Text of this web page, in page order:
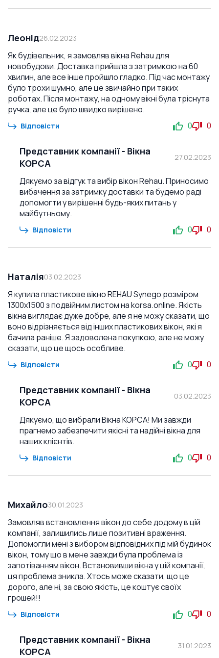
Леонід26.02.2023
Як будівельник, я замовляв вікна Rehau для
новобудови. Доставка прийшла з затримкою на 60
хвилин, але все інше пройшло гладко. Під час монтажу
було трохи шумно, але це звичайно при таких
роботах. Після монтажу, на одному вікні була тріснута
ручка, але це було швидко вирішено.
Відповісти 0 0
Представник компанії - Вікна
КОРСА
27.02.2023
Дякуємо за відгук та вибір вікон Rehau. Приносимо
вибачення за затримку доставки та будемо раді
допомогти у вирішенні будь-яких питань у
майбутньому.
Відповісти 0 0
Наталія03.02.2023
Я купила пластикове вікно REHAU Synego розміром
1300x1500 з подвійним листом на korsa.online. Якість
вікна виглядає дуже добре, але я не можу сказати, що
воно відрізняється від інших пластикових вікон, які я
бачила раніше. Я задоволена покупкою, але не можу
сказати, що це щось особливе.
Відповісти 0 0
Представник компанії - Вікна
КОРСА
03.02.2023
Дякуємо, що вибрали Вікна КОРСА! Ми завжди
прагнемо забезпечити якісні та надійні вікна для
наших клієнтів.
Відповісти 0 0
Михайло30.01.2023
Замовляв встановлення вікон до себе додому в цій
компанії, залишились лише позитивні враження.
Допомогли мені з вибором відповідних під мій будинок
вікон, тому що в мене завжди була проблема із
запотіванням вікон. Встановивши вікна у цій компанії,
ця проблема зникла. Хтось може сказати, що це
дорого, але ні, за свою якість, це коштує своїх
грошей!!
Відповісти 0 0
Представник компанії - Вікна
КОРСА
31.01.2023